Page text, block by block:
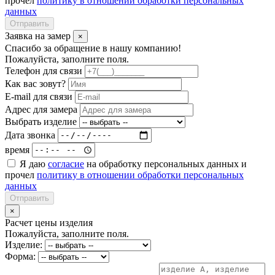
данных
Отправить
Заявка на замер ×
Спасибо за обращение в нашу компанию!
Пожалуйста, заполните поля.
Телефон для связи
Как вас зовут?
E-mail для связи
Адрес для замера
Выбрать изделие
Дата звонка
время
Я даю согласие на обработку персональных данных и
прочел политику в отношении обработки персональных
данных
Отправить
×
Расчет цены изделия
Пожалуйста, заполните поля.
Изделие:
Форма: